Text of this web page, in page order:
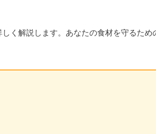
く解説します。あなたの食材を守るため